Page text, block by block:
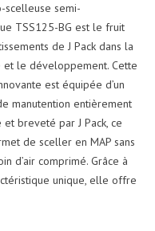
scelleuse semi-
TSS125-BG est le fruit
de J Pack dans la
et le développement. Cette
est équipée d’un
manutention entièrement
breveté par J Pack, ce
de sceller en MAP sans
d’air comprimé. Grâce à
unique, elle offre